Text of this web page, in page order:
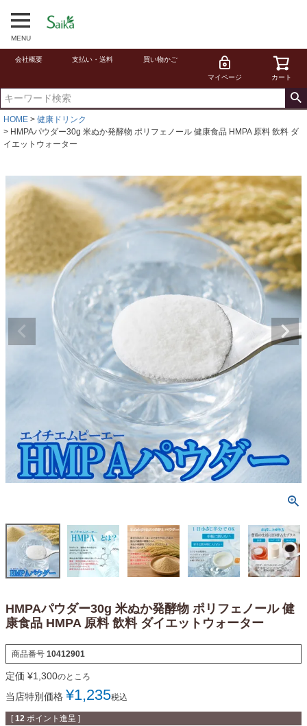
MENU
会社概要 支払い・送料 買い物かご
マイページ カート
HOME
健康ドリンク
HMPAパウダー30g 米ぬか発酵物 ポリフェノール 健康食品 HMPA 原料 飲料 ダ
イエットウォーター
HMPAパウダー30g 米ぬか発酵物 ポリフェノール 健
康食品 HMPA 原料 飲料 ダイエットウォーター
商品番号 10412901
定価 ¥1,300のところ
当店特別価格 ¥1,235税込
[ 12 ポイント進呈 ]